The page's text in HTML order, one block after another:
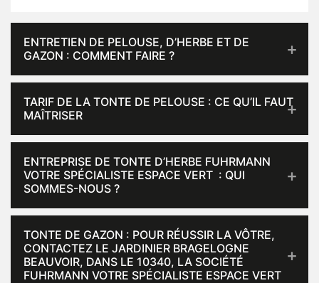
ENTRETIEN DE PELOUSE, D’HERBE ET DE
GAZON : COMMENT FAIRE ?
TARIF DE LA TONTE DE PELOUSE : CE QU’IL FAUT
MAÎTRISER
ENTREPRISE DE TONTE D’HERBE FUHRMANN
VOTRE SPÉCIALISTE ESPACE VERT : QUI
SOMMES-NOUS ?
TONTE DE GAZON : POUR RÉUSSIR LA VÔTRE,
CONTACTEZ LE JARDINIER BRAGELOGNE
BEAUVOIR, DANS LE 10340, LA SOCIÉTÉ
FUHRMANN VOTRE SPÉCIALISTE ESPACE VERT